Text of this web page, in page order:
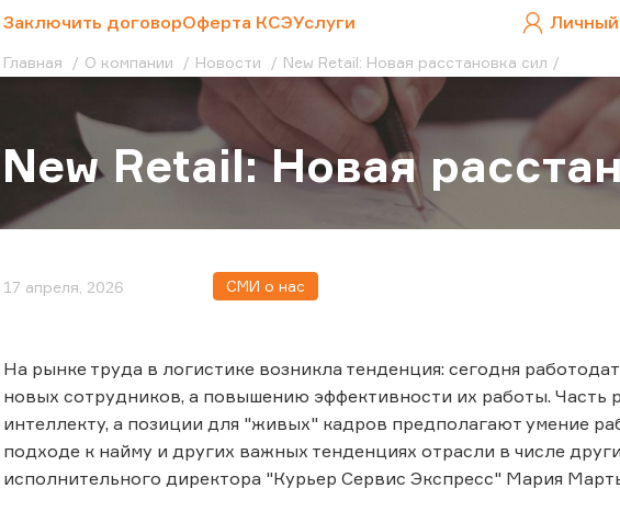
Заключить договорОферта КСЭУслуги Личный
Главная О компании Новости New Retail: Новая расстановка сил
New Retail: Новая
17 апреля, 2026 СМИ о нас
На рынке труда в логистике возникла тенденция: сегодня
новых сотрудников, а повышению эффективности их работы. Часть
интеллекту, а позиции для "живых" кадров предполагают умение
подходе к найму и других важных тенденциях отрасли в числе
исполнительного директора "Курьер Сервис Экспресс" Мария